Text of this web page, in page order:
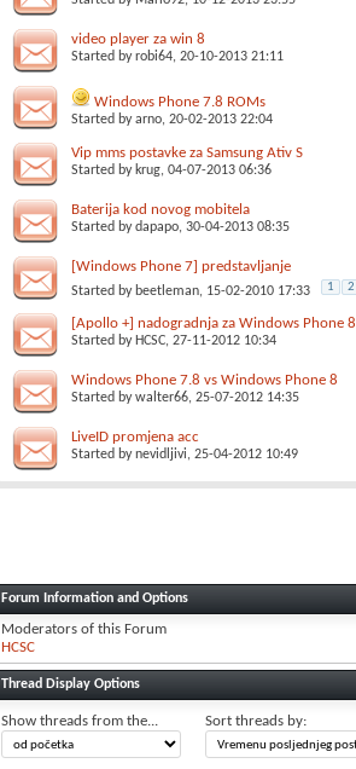
video player za win 8
Started byrobi64, 20-10-2013 21:11
Windows Phone 7.8 ROMs
Started byarno, 20-02-2013 22:04
Vip mms postavke za Samsung Ativ S
Started by krug, 04-07-2013 06:36
Baterija kod novog mobitela
Started bydapapo, 30-04-2013 08:35
[Windows Phone 7] predstavljanje
Started by beetleman, 15-02-2010 17:33 1 2
[Apollo +] nadogradnja za Windows Phone 8
Started by HCSC, 27-11-2012 10:34
Windows Phone 7.8 vs Windows Phone 8
Started bywalter66, 25-07-2012 14:35
LiveID promjena acc
Started bynevidljivi, 25-04-2012 10:49
Forum Information and Options
Moderators of this Forum
HCSC
Thread Display Options
Show threads from the... Sort threads by: